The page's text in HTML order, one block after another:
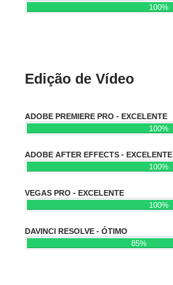
100%
Edição de Vídeo
ADOBE PREMIERE PRO - EXCELENTE
100%
ADOBE AFTER EFFECTS - EXCELENTE
100%
VEGAS PRO - EXCELENTE
100%
DAVINCI RESOLVE - ÓTIMO
85%